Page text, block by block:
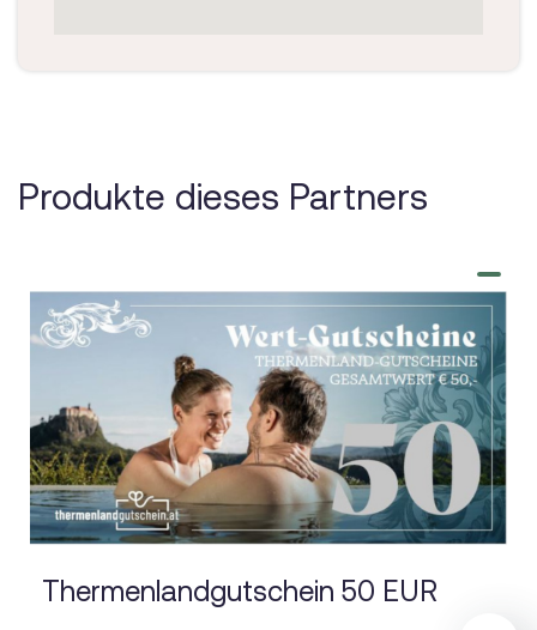
Produkte dieses Partners
Thermenlandgutschein 50 EUR